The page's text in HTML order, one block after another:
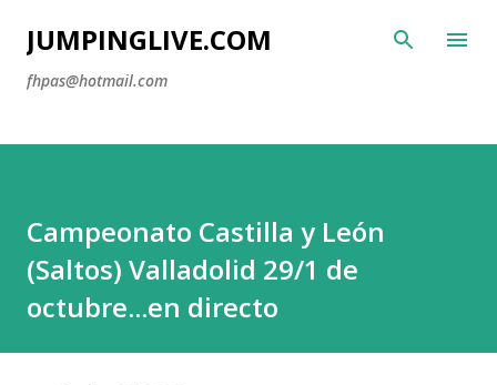
Ir al contenido principal
JUMPINGLIVE.COM
fhpas@hotmail.com
Campeonato Castilla y León
(Saltos) Valladolid 29/1 de
octubre...en directo